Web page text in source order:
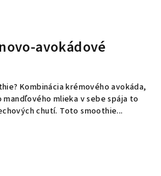
avokádové
Kombinácia krémového avokáda,
mandľového mlieka v sebe spája to
chutí. Toto smoothie...